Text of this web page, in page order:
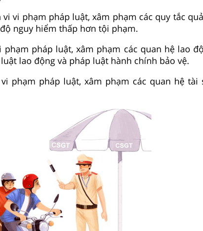
vi phạm pháp luật, xâm phạm các quy tắc
nguy hiểm thấp hơn tội phạm.
pháp luật, xâm phạm các quan hệ lao
lao động và pháp luật hành chính bảo vệ.
phạm pháp luật, xâm phạm các quan hệ tài